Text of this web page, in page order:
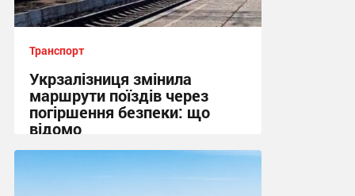
Транспорт
Укрзалізниця змінила
маршрути поїздів через
погіршення безпеки: що
відомо